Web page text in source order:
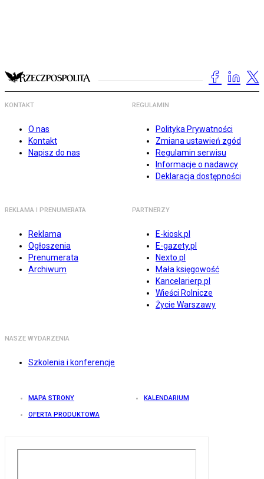
KONTAKT
O nas
Kontakt
Napisz do nas
REGULAMIN
Polityka Prywatności
Zmiana ustawień zgód
Regulamin serwisu
Informacje o nadawcy
Deklaracja dostępności
REKLAMA I PRENUMERATA
Reklama
Ogłoszenia
Prenumerata
Archiwum
PARTNERZY
E-kiosk.pl
E-gazety.pl
Nexto.pl
Mała księgowość
Kancelarierp.pl
Wieści Rolnicze
Życie Warszawy
NASZE WYDARZENIA
Szkolenia i konferencje
MAPA STRONY KALENDARIUM
OFERTA PRODUKTOWA